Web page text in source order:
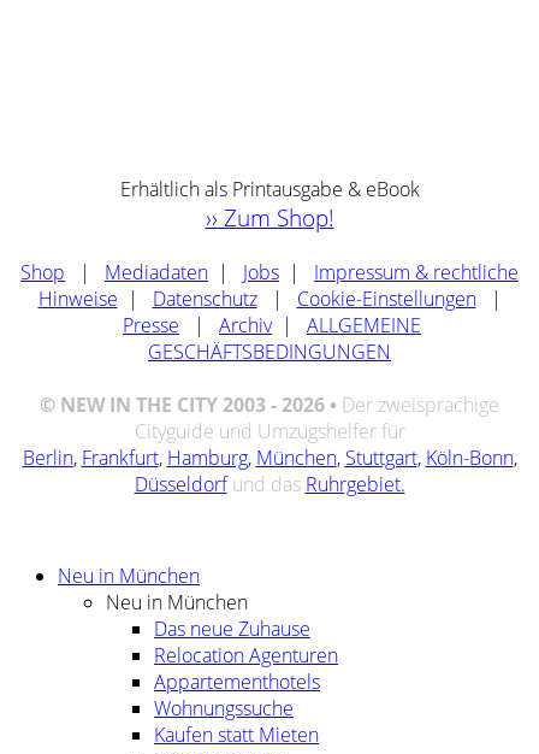
Erhältlich als Printausgabe & eBook
›› Zum Shop!
Shop | Mediadaten | Jobs | Impressum & rechtliche
Hinweise | Datenschutz | Cookie-Einstellungen
|
Presse | Archiv | ALLGEMEINE
GESCHÄFTSBEDINGUNGEN
© NEW IN THE CITY 2003 - 2026 • Der zweisprachige
Cityguide und Umzugshelfer für
Berlin, Frankfurt, Hamburg, München, Stuttgart, Köln-Bonn,
Düsseldorf und das Ruhrgebiet.
Neu in München
Neu in München
Das neue Zuhause
Relocation Agenturen
Appartementhotels
Wohnungssuche
Kaufen statt Mieten